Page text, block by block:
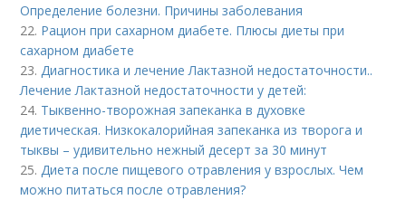
Определение болезни. Причины заболевания
22. Рацион при сахарном диабете. Плюсы диеты при
сахарном диабете
23.Диагностика и лечение Лактазной недостаточности..
Лечение Лактазной недостаточности у детей:
24. Тыквенно-творожная запеканка в духовке
диетическая. Низкокалорийная запеканка из творога и
тыквы – удивительно нежный десерт за 30 минут
25.Диета после пищевого отравления у взрослых. Чем
можно питаться после отравления?